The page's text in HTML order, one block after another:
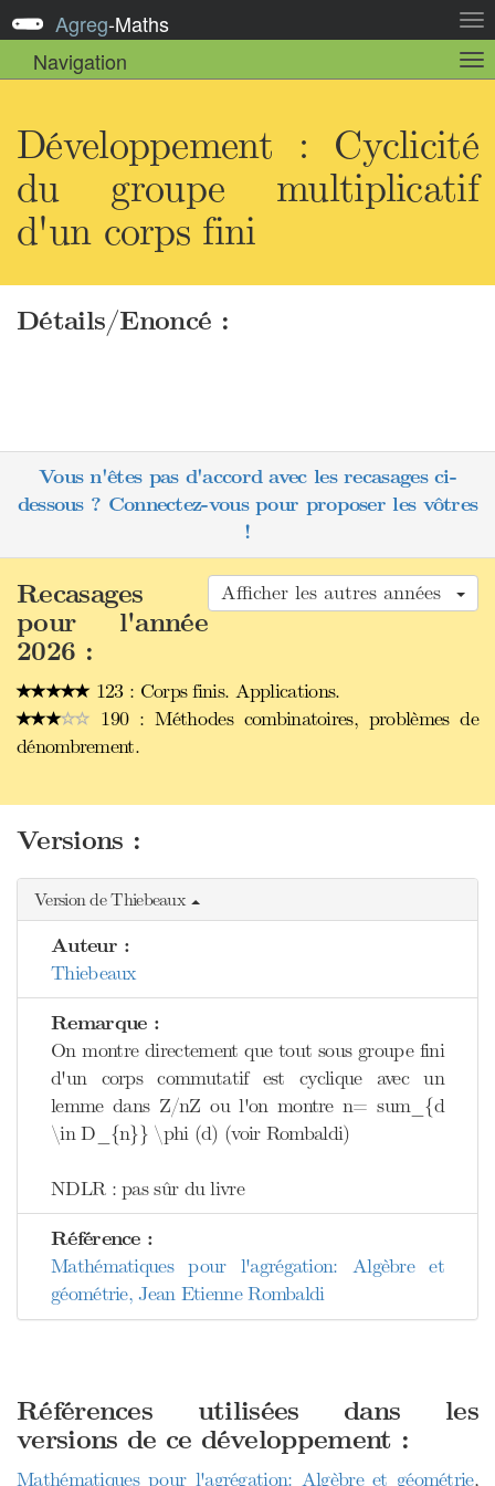
la
Agreg-Maths
Navigation
la
Développement : Cyclicité
du groupe multiplicatif
d'un corps fini
Détails/Enoncé :
Vous n'êtes pas d'accord avec les recasages ci-
dessous ? Connectez-vous pour proposer les vôtres
!
Afficher les autres années
Recasages
pour l'année
2026 :
123 : Corps finis. Applications.
190 : Méthodes combinatoires, problèmes de
dénombrement.
Versions :
Version de Thiebeaux
Auteur :
Thiebeaux
Remarque :
On montre directement que tout sous groupe fini
d'un corps commutatif est cyclique avec un
lemme dans Z/nZ ou l'on montre n= sum_{d
\in D_{n}} \phi (d) (voir Rombaldi)
NDLR : pas sûr du livre
Référence :
Mathématiques pour l'agrégation: Algèbre et
géométrie, Jean Etienne Rombaldi
Références utilisées dans les
versions de ce développement :
Mathématiques pour l'agrégation: Algèbre et géométrie,